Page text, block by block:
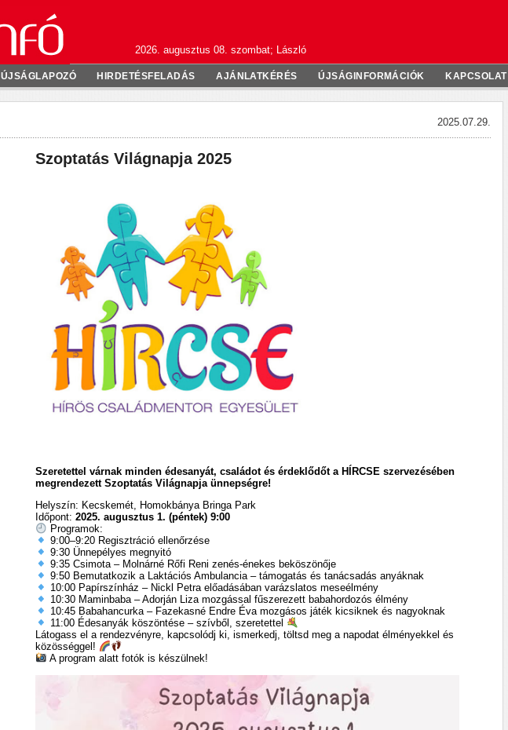
2026. augusztus 08. szombat; László
ÚJSÁGLAPOZÓ HIRDETÉSFELADÁS AJÁNLATKÉRÉS ÚJSÁGINFORMÁCIÓK KAPCSOLAT
2025.07.29.
Szoptatás Világnapja 2025
Szeretettel várnak minden édesanyát, családot és érdeklődőt a HÍRCSE szervezésében
megrendezett Szoptatás Világnapja ünnepségre!
Helyszín: Kecskemét, Homokbánya Bringa Park
Időpont: 2025. augusztus 1. (péntek) 9:00
Programok:
9:00–9:20 Regisztráció ellenőrzése
9:30 Ünnepélyes megnyitó
9:35 Csimota – Molnárné Rőfi Reni zenés-énekes beköszönője
9:50 Bemutatkozik a Laktációs Ambulancia – támogatás és tanácsadás anyáknak
10:00 Papírszínház – Nickl Petra előadásában varázslatos meseélmény
10:30 Maminbaba – Adorján Liza mozgással fűszerezett babahordozós élmény
10:45 Babahancurka – Fazekasné Endre Éva mozgásos játék kicsiknek és nagyoknak
11:00 Édesanyák köszöntése – szívből, szeretettel
Látogass el a rendezvényre, kapcsolódj ki, ismerkedj, töltsd meg a napodat élményekkel és
közösséggel!
A program alatt fotók is készülnek!